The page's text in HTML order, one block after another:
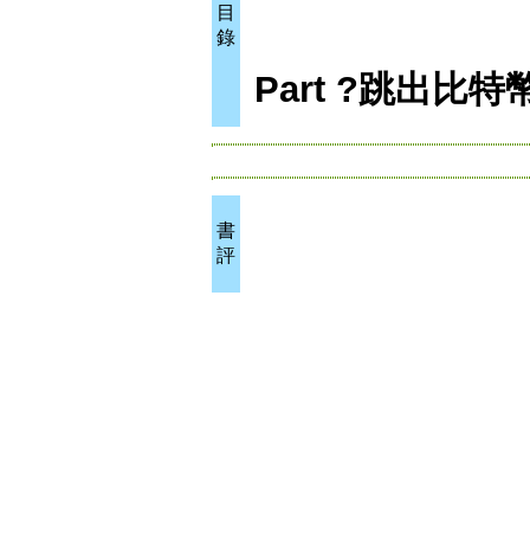
目
錄
Part ?跳出比特
書
評